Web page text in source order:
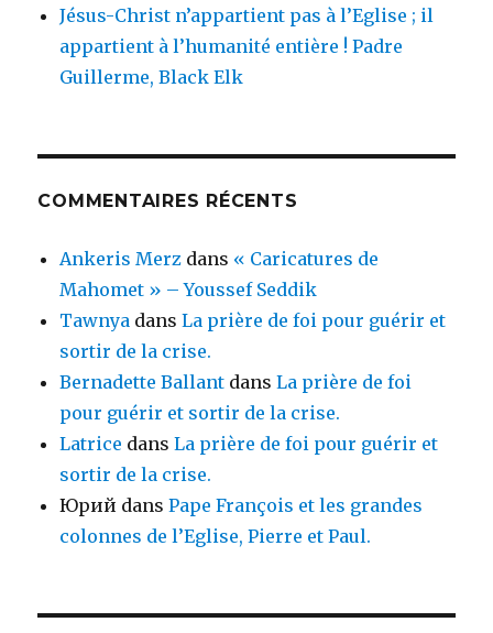
Jésus-Christ n’appartient pas à l’Eglise ; il
appartient à l’humanité entière ! Padre
Guillerme, Black Elk
COMMENTAIRES RÉCENTS
Ankeris Merz dans « Caricatures de
Mahomet » – Youssef Seddik
Tawnya dansLa prière de foi pour guérir et
sortir de la crise.
Bernadette Ballant dansLa prière de foi
pour guérir et sortir de la crise.
Latrice dansLa prière de foi pour guérir et
sortir de la crise.
Юрий dansPape François et les grandes
colonnes de l’Eglise, Pierre et Paul.